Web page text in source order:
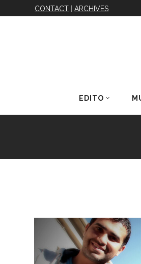
CONTACT |ARCHIVES
EDITO